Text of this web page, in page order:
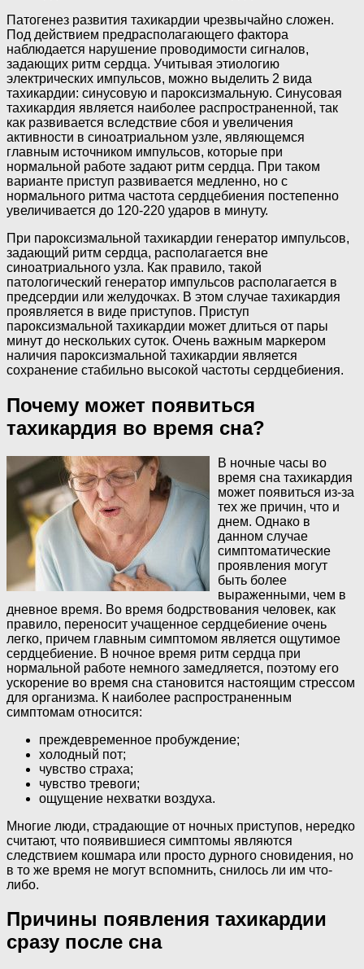
Патогенез развития тахикардии чрезвычайно сложен.
Под действием предрасполагающего фактора
наблюдается нарушение проводимости сигналов,
задающих ритм сердца. Учитывая этиологию
электрических импульсов, можно выделить 2 вида
тахикардии: синусовую и пароксизмальную. Синусовая
тахикардия является наиболее распространенной, так
как развивается вследствие сбоя и увеличения
активности в синоатриальном узле, являющемся
главным источником импульсов, которые при
нормальной работе задают ритм сердца. При таком
варианте приступ развивается медленно, но с
нормального ритма частота сердцебиения постепенно
увеличивается до 120-220 ударов в минуту.
При пароксизмальной тахикардии генератор импульсов,
задающий ритм сердца, располагается вне
синоатриального узла. Как правило, такой
патологический генератор импульсов располагается в
предсердии или желудочках. В этом случае тахикардия
проявляется в виде приступов. Приступ
пароксизмальной тахикардии может длиться от пары
минут до нескольких суток. Очень важным маркером
наличия пароксизмальной тахикардии является
сохранение стабильно высокой частоты сердцебиения.
Почему может появиться
тахикардия во время сна?
В ночные часы во
время сна тахикардия
может появиться из-за
тех же причин, что и
днем. Однако в
данном случае
симптоматические
проявления могут
быть более
выраженными, чем в
дневное время. Во время бодрствования человек, как
правило, переносит учащенное сердцебиение очень
легко, причем главным симптомом является ощутимое
сердцебиение. В ночное время ритм сердца при
нормальной работе немного замедляется, поэтому его
ускорение во время сна становится настоящим стрессом
для организма. К наиболее распространенным
симптомам относится:
преждевременное пробуждение;
холодный пот;
чувство страха;
чувство тревоги;
ощущение нехватки воздуха.
Многие люди, страдающие от ночных приступов, нередко
считают, что появившиеся симптомы являются
следствием кошмара или просто дурного сновидения, но
в то же время не могут вспомнить, снилось ли им что-
либо.
Причины появления тахикардии
сразу после сна